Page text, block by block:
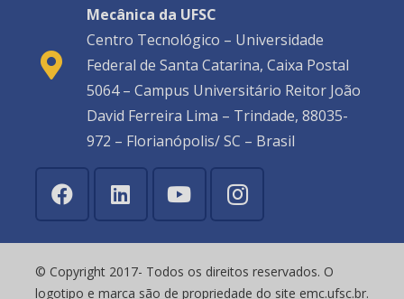
Mecânica da UFSC
Centro Tecnológico – Universidade
Federal de Santa Catarina, Caixa Postal
5064 – Campus Universitário Reitor João
David Ferreira Lima – Trindade, 88035-
972 – Florianópolis/ SC – Brasil
© Copyright 2017- Todos os direitos reservados. O
logotipo e marca são de propriedade do site emc.ufsc.br.